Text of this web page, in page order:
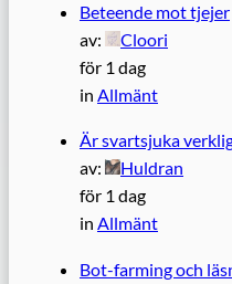
Beteende mot tjejer
av:
Cloori
för 1 dag
in Allmänt
Är svartsjuka
av:
Huldran
för 1 dag
in Allmänt
Bot-farming och